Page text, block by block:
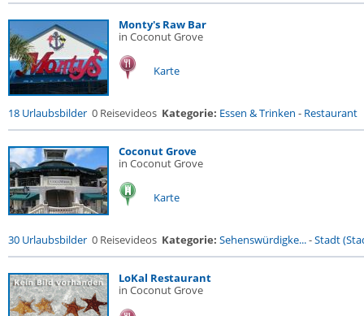
Monty's Raw Bar
in Coconut Grove
Karte
18 Urlaubsbilder 0 Reisevideos Kategorie: Essen & Trinken - Restaurant
Coconut Grove
in Coconut Grove
Karte
30 Urlaubsbilder 0 Reisevideos Kategorie: Sehenswürdigke...-Stadt
LoKal Restaurant
in Coconut Grove